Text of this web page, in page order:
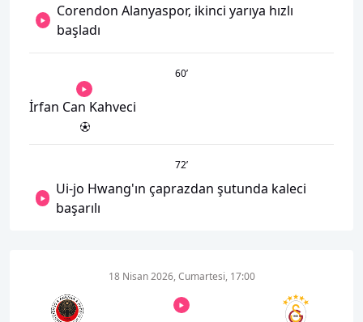
Corendon Alanyaspor, ikinci yarıya hızlı
başladı
60’
İrfan Can Kahveci
72’
Ui-jo Hwang'ın çaprazdan şutunda kaleci
başarılı
18 Nisan 2026, Cumartesi, 17:00